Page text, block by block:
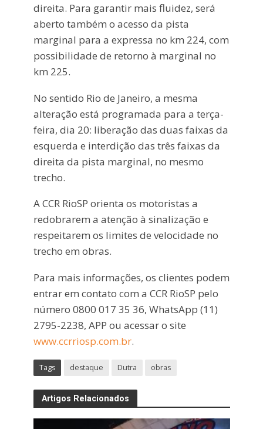
direita. Para garantir mais fluidez, será
aberto também o acesso da pista
marginal para a expressa no km 224, com
possibilidade de retorno à marginal no
km 225.
No sentido Rio de Janeiro, a mesma
alteração está programada para a terça-
feira, dia 20: liberação das duas faixas da
esquerda e interdição das três faixas da
direita da pista marginal, no mesmo
trecho.
A CCR RioSP orienta os motoristas a
redobrarem a atenção à sinalização e
respeitarem os limites de velocidade no
trecho em obras.
Para mais informações, os clientes podem
entrar em contato com a CCR RioSP pelo
número 0800 017 35 36, WhatsApp (11)
2795-2238, APP ou acessar o site
www.ccrriosp.com.br.
Tags destaque Dutra obras
Artigos Relacionados